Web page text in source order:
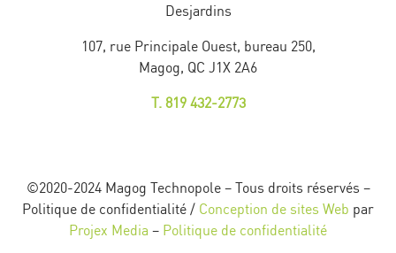
Desjardins
107, rue Principale Ouest, bureau 250,
Magog, QC J1X 2A6
T. 819 432-2773
©2020-2024 Magog Technopole – Tous droits réservés –
Politique de confidentialité / Conception de sites Web par
Projex Media – Politique de confidentialité